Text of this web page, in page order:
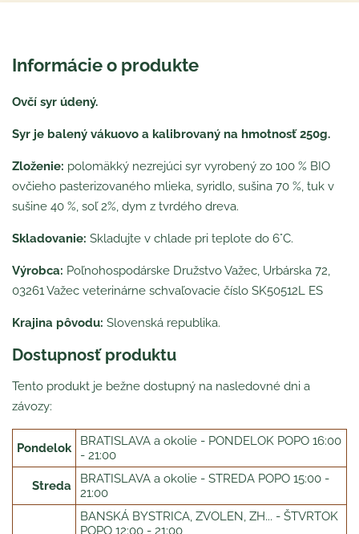
Informácie o produkte
Ovčí syr údený.
Syr je balený vákuovo a kalibrovaný na hmotnosť 250g.
Zloženie: polomäkký nezrejúci syr vyrobený zo 100 % BIO
ovčieho pasterizovaného mlieka, syridlo, sušina 70 %, tuk v
sušine 40 %, soľ 2%, dym z tvrdého dreva.
Skladovanie: Skladujte v chlade pri teplote do 6°C.
Výrobca: Poľnohospodárske Družstvo Važec, Urbárska 72,
03261 Važec veterinárne schvaľovacie číslo SK50512L ES
Krajina pôvodu: Slovenská republika.
Dostupnosť produktu
Tento produkt je bežne dostupný na nasledovné dni a
závozy:
Pondelok
BRATISLAVA a okolie - PONDELOK POPO 16:00
- 21:00
Streda
BRATISLAVA a okolie - STREDA POPO 15:00 -
21:00
BANSKÁ BYSTRICA, ZVOLEN, ZH... - ŠTVRTOK
POPO 12:00 - 21:00